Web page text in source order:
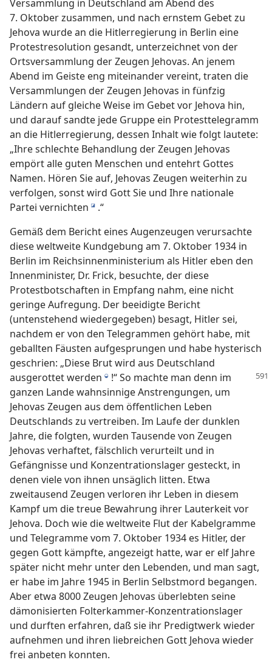
Versammlung in Deutschland am Abend des
7. Oktober zusammen, und nach ernstem Gebet zu
Jehova wurde an die Hitlerregierung in Berlin eine
Protestresolution gesandt, unterzeichnet von der
Ortsversammlung der Zeugen Jehovas. An jenem
Abend im Geiste eng miteinander vereint, traten die
Versammlungen der Zeugen Jehovas in fünfzig
Ländern auf gleiche Weise im Gebet vor Jehova hin,
und darauf sandte jede Gruppe ein Protesttelegramm
an die Hitlerregierung, dessen Inhalt wie folgt lautete:
„Ihre schlechte Behandlung der Zeugen Jehovas
empört alle guten Menschen und entehrt Gottes
Namen. Hören Sie auf, Jehovas Zeugen weiterhin zu
verfolgen, sonst wird Gott Sie und Ihre nationale
Partei vernichten i .“
Gemäß dem Bericht eines Augenzeugen verursachte
diese weltweite Kundgebung am 7. Oktober 1934 in
Berlin im Reichsinnenministerium als Hitler eben den
Innenminister, Dr. Frick, besuchte, der diese
Protestbotschaften in Empfang nahm, eine nicht
geringe Aufregung. Der beeidigte Bericht
(untenstehend wiedergegeben) besagt, Hitler sei,
nachdem er von den Telegrammen gehört habe, mit
geballten Fäusten aufgesprungen und habe hysterisch
geschrien: „Diese Brut wird aus Deutschland
ausgerottet werden j !“ So machte man denn im
ganzen Lande wahnsinnige Anstrengungen, um
Jehovas Zeugen aus dem öffentlichen Leben
Deutschlands zu vertreiben. Im Laufe der dunklen
Jahre, die folgten, wurden Tausende von Zeugen
Jehovas verhaftet, fälschlich verurteilt und in
Gefängnisse und Konzentrationslager gesteckt, in
denen viele von ihnen unsäglich litten. Etwa
zweitausend Zeugen verloren ihr Leben in diesem
Kampf um die treue Bewahrung ihrer Lauterkeit vor
Jehova. Doch wie die weltweite Flut der Kabelgramme
und Telegramme vom 7. Oktober 1934 es Hitler, der
gegen Gott kämpfte, angezeigt hatte, war er elf Jahre
später nicht mehr unter den Lebenden, und man sagt,
er habe im Jahre 1945 in Berlin Selbstmord begangen.
Aber etwa 8000 Zeugen Jehovas überlebten seine
dämonisierten Folterkammer-Konzentrationslager
und durften erfahren, daß sie ihr Predigtwerk wieder
aufnehmen und ihren liebreichen Gott Jehova wieder
frei anbeten konnten.